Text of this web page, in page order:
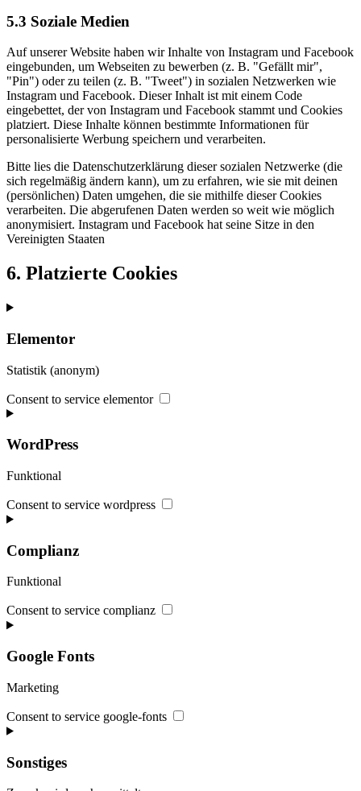
5.3 Soziale Medien
Auf unserer Website haben wir Inhalte von Instagram und Facebook
eingebunden, um Webseiten zu bewerben (z. B. "Gefällt mir",
"Pin") oder zu teilen (z. B. "Tweet") in sozialen Netzwerken wie
Instagram und Facebook. Dieser Inhalt ist mit einem Code
eingebettet, der von Instagram und Facebook stammt und Cookies
platziert. Diese Inhalte können bestimmte Informationen für
personalisierte Werbung speichern und verarbeiten.
Bitte lies die Datenschutzerklärung dieser sozialen Netzwerke (die
sich regelmäßig ändern kann), um zu erfahren, wie sie mit deinen
(persönlichen) Daten umgehen, die sie mithilfe dieser Cookies
verarbeiten. Die abgerufenen Daten werden so weit wie möglich
anonymisiert. Instagram und Facebook hat seine Sitze in den
Vereinigten Staaten
6. Platzierte Cookies
Elementor
Statistik (anonym)
Consent to service elementor
WordPress
Funktional
Consent to service wordpress
Complianz
Funktional
Consent to service complianz
Google Fonts
Marketing
Consent to service google-fonts
Sonstiges